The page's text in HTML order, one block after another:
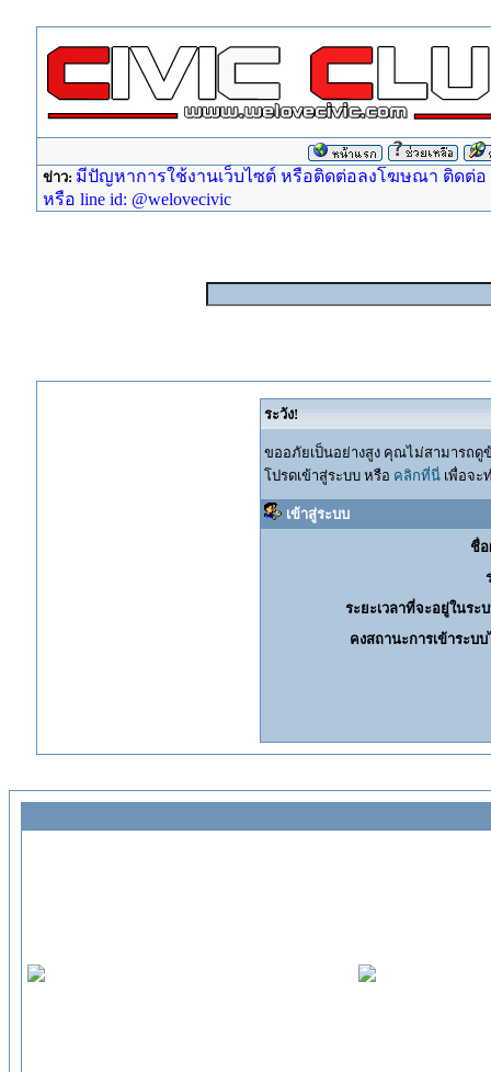
ข่าว: มีปัญหาการใช้งานเว็บไซต์ หรือติดต่อลงโฆษณา ติดต่อ
หรือ line id: @welovecivic
ระวัง!
ขออภัยเป็นอย่างสูง คุณไม่สามารถ
โปรดเข้าสู่ระบบ หรือ คลิกที่นี่เพื่อจะ
เข้าสู่ระบบ
ชื่อ
ระยะเวลาที่จะอยู่ในระ
คงสถานะการเข้าระบ